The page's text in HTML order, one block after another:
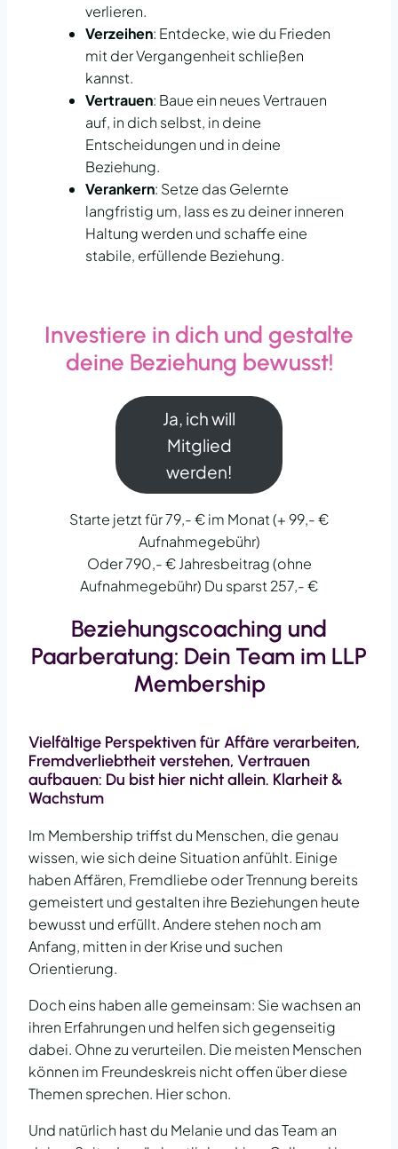
verlieren.
Verzeihen: Entdecke, wie du Frieden
mit der Vergangenheit schließen
kannst.
Vertrauen: Baue ein neues Vertrauen
auf, in dich selbst, in deine
Entscheidungen und in deine
Beziehung.
Verankern: Setze das Gelernte
langfristig um, lass es zu deiner inneren
Haltung werden und schaffe eine
stabile, erfüllende Beziehung.
Investiere in dich und gestalte
deine Beziehung bewusst!
Ja, ich will
Mitglied
werden!
Starte jetzt für 79,- € im Monat (+ 99,- €
Aufnahmegebühr)
Oder 790,- € Jahresbeitrag (ohne
Aufnahmegebühr) Du sparst 257,- €
Beziehungscoaching und
Paarberatung: Dein Team im LLP
Membership
Vielfältige Perspektiven für Affäre verarbeiten,
Fremdverliebtheit verstehen, Vertrauen
aufbauen: Du bist hier nicht allein. Klarheit &
Wachstum
Im Membership triffst du Menschen, die genau
wissen, wie sich deine Situation anfühlt. Einige
haben Affären, Fremdliebe oder Trennung bereits
gemeistert und gestalten ihre Beziehungen heute
bewusst und erfüllt. Andere stehen noch am
Anfang, mitten in der Krise und suchen
Orientierung.
Doch eins haben alle gemeinsam: Sie wachsen an
ihren Erfahrungen und helfen sich gegenseitig
dabei. Ohne zu verurteilen. Die meisten Menschen
können im Freundeskreis nicht offen über diese
Themen sprechen. Hier schon.
Und natürlich hast du Melanie und das Team an